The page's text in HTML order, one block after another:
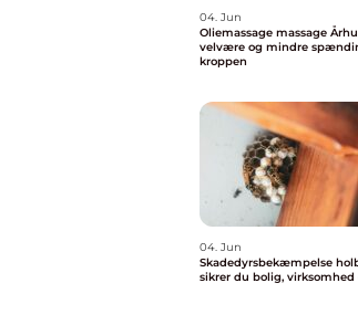
04. Jun
Oliemassage massage Århus
velvære og mindre
kroppen
04. Jun
Skadedyrsbekæmpelse holbæk
sikrer du bolig, virksomhed